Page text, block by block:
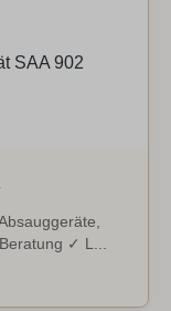
✓ L...